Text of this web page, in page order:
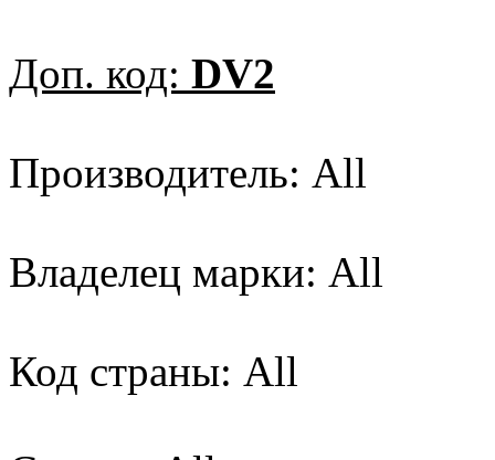
Доп. код: DV2
Производитель: All
Владелец марки: All
Код страны: All